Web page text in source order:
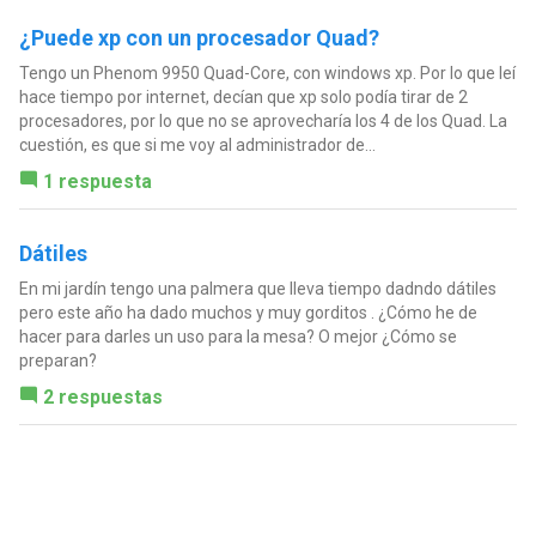
¿Puede xp con un procesador Quad?
Tengo un Phenom 9950 Quad-Core, con windows xp. Por lo que leí
hace tiempo por internet, decían que xp solo podía tirar de 2
procesadores, por lo que no se aprovecharía los 4 de los Quad. La
cuestión, es que si me voy al administrador de...
1 respuesta
Dátiles
En mi jardín tengo una palmera que lleva tiempo dadndo dátiles
pero este año ha dado muchos y muy gorditos . ¿Cómo he de
hacer para darles un uso para la mesa? O mejor ¿Cómo se
preparan?
2 respuestas